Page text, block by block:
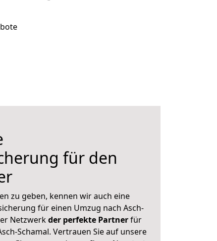
für den
zu geben, kennen wir auch eine
für einen Umzug nach Asch-
Netzwerkder perfekte Partnerfür
Schamal. Vertrauen Sie auf unsere